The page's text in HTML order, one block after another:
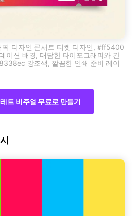
픽 디자인 콘서트 티켓 디자인, #ff5400
이션 배경, 대담한 타이포그래피와 간
강조색, 깔끔한 인쇄 준비 레이
트 비주얼 무료로 만들기